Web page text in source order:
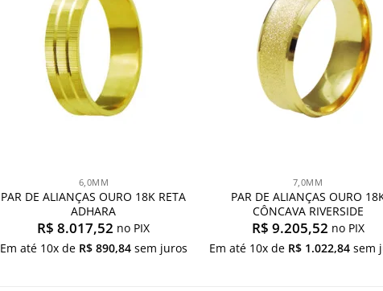
6,0MM
PAR DE ALIANÇAS OURO 18K RETA
ADHARA
R$ 8.017,52 no PIX
Em até 10x de R$890,84sem juros
7,0MM
PAR DE ALIANÇAS OURO
CÔNCAVA RIVERSIDE
R$ 9.205,52 no PIX
Em até 10x de R$ 1.022,84 sem